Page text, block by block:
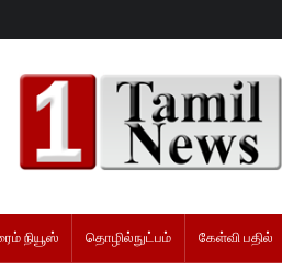
நியூஸ் தொழில்நுட்பம் கேள்வி பதில்